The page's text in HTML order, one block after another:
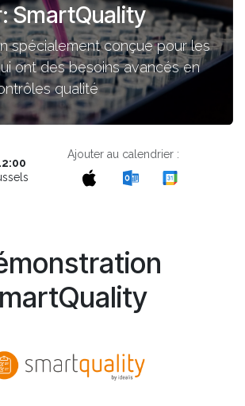
SmartQuality
spécialement conçue pour les
ont des besoins avancés en
qualité
Ajouter au calendrier :